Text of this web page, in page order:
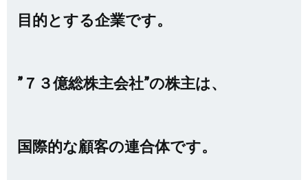
目的とする企業です。
”７３億総株主会社”の株主は、
国際的な顧客の連合体です。